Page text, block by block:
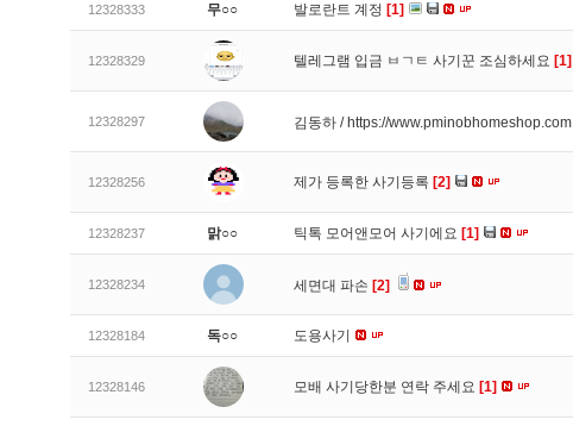
12328333 무○○ 발로란트 계정 [1]
12328329 텔레그램 입금 ㅂㄱㅌ 사기꾼 조심하세요 [1]
12328297 김동하 / https://www.pminobhomeshop.com
12328256 제가 등록한 사기등록 [2]
12328237 맑○○ 틱톡 모어앤모어 사기에요 [1]
12328234 세면대 파손 [2]
12328184 독○○ 도용사기
12328146 모배 사기당한분 연락 주세요 [1]